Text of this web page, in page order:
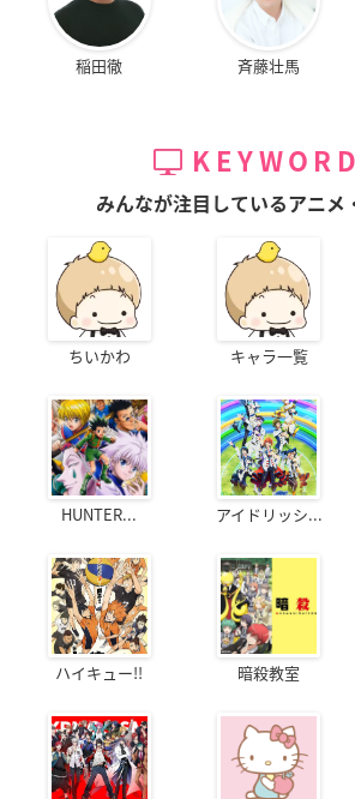
稲田徹 斉藤壮馬
みんなが注目しているアニメ
ちいかわ キャラ一覧
HUNTER... アイドリッシ...
ハイキュー!! 暗殺教室